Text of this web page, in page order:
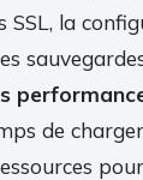
SSL, la
de